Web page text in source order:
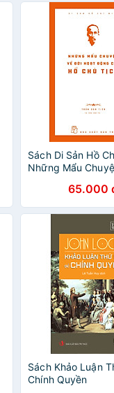
Sách Di Sản Hồ
Những Mẩu
Chí Minh (Tái Bản)
65.000
Sách Khảo Luận
Chính Quyền